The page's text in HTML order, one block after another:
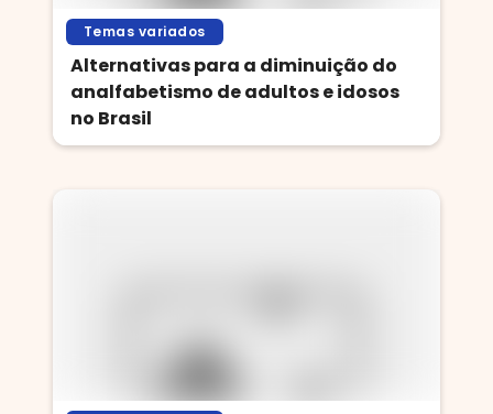
Temas variados
Alternativas para a diminuição do
analfabetismo de adultos e idosos
no Brasil